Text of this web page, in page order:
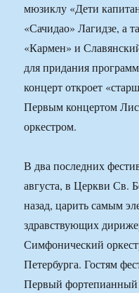
мюзиклу «Дети
«Сачидао» Лагидзе, а
«Кармен» и
для придания
концерт откроет
Первым концертом
оркестром.
В два последних
августа, в Церкви Св.
назад, царить самым
здравствующих
Симфонический
Петербурга. Гостям
Первый фортепианный